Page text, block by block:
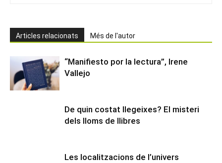
Articles relacionats Més de l'autor
“Manifiesto por la lectura”, Irene
Vallejo
De quin costat llegeixes? El misteri
dels lloms de llibres
Les localitzacions de l’univers